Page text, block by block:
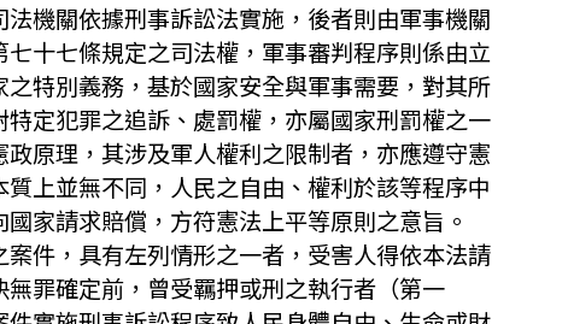
機關依據刑事訴訟法實施，後者則由軍事機關
十七條規定之司法權，軍事審判程序則係由立
特別義務，基於國家安全與軍事需要，對其所
定犯罪之追訴、處罰權，亦屬國家刑罰權之一
原理，其涉及軍人權利之限制者，亦應遵守憲
上並無不同，人民之自由、權利於該等程序中
家請求賠償，方符憲法上平等原則之意旨。
件，具有左列情形之一者，受害人得依本法請
罪確定前，曾受羈押或刑之執行者（第一